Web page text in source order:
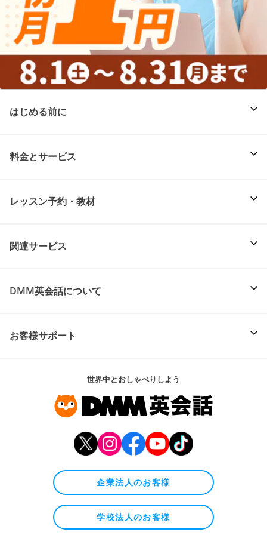
はじめる前に
料金とサービス
レッスン予約・教材
関連サービス
DMM英会話について
お客様サポート
世界中とおしゃべりしよう
企業法人のお客様
学校法人のお客様